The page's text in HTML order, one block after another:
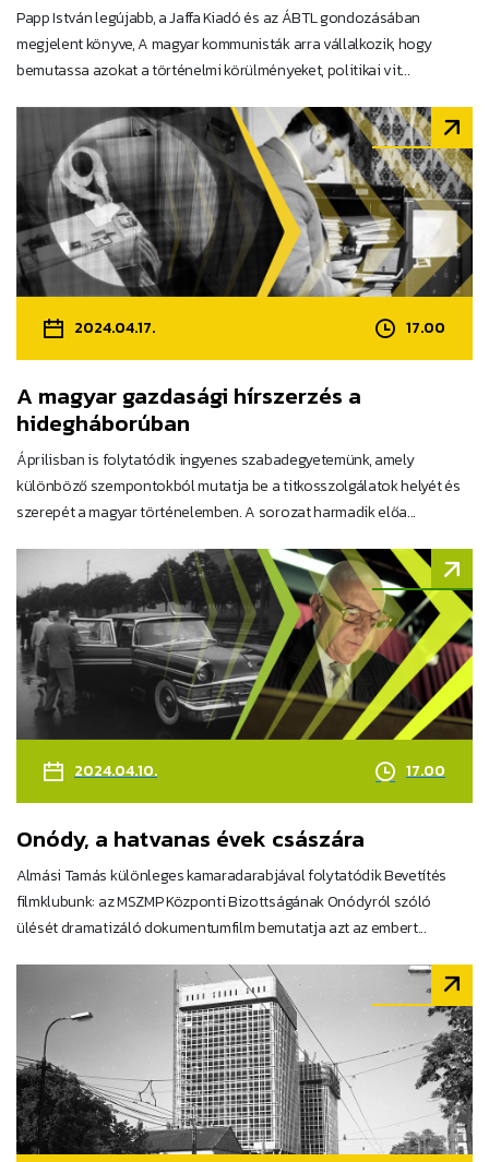
Papp István legújabb, a Jaffa Kiadó és az ÁBTL gondozásában
megjelent könyve, A magyar kommunisták arra vállalkozik, hogy
bemutassa azokat a történelmi körülményeket, politikai vit...
2024.04.17. 17.00
A magyar gazdasági hírszerzés a
hidegháborúban
Áprilisban is folytatódik ingyenes szabadegyetemünk, amely
különböző szempontokból mutatja be a titkosszolgálatok helyét és
szerepét a magyar történelemben. A sorozat harmadik előa...
2024.04.10. 17.00
Onódy, a hatvanas évek császára
Almási Tamás különleges kamaradarabjával folytatódik Bevetítés
filmklubunk: az MSZMP Központi Bizottságának Onódyról szóló
ülését dramatizáló dokumentumfilm bemutatja azt az embert...